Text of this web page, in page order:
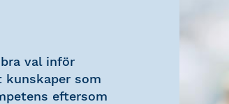
val inför
som
eftersom